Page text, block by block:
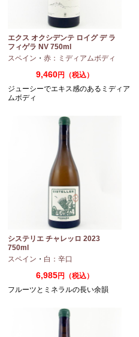
ール
エクス オクシデンテ ロイグ デ ラ
フィゲラ NV 750ml
（2022/2023）
スペイン ・ 赤：ミディアムボディ
9,460円（税込）
ジューシーでエキス感のあるミディア
ムボディ
システリエ チャレッロ 2023
750ml
スペイン ・ 白：辛口
6,985円（税込）
フルーツとミネラルの長い余韻